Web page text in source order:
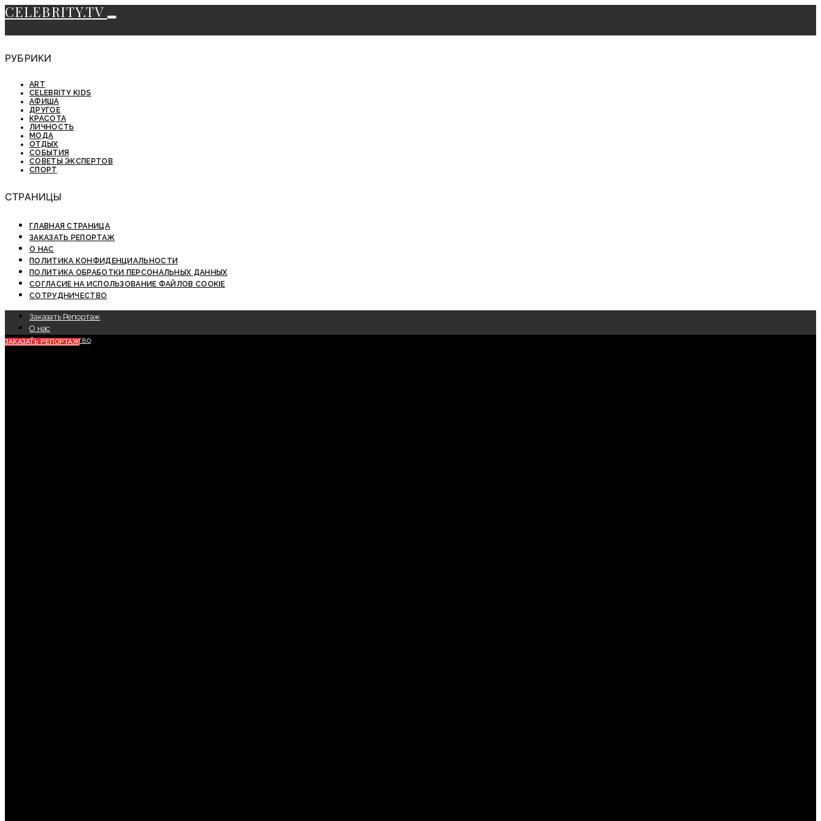
CELEBRITY.TV
РУБРИКИ
ART
CELEBRITY KIDS
АФИША
ДРУГОЕ
КРАСОТА
ЛИЧНОСТЬ
МОДА
ОТДЫХ
СОБЫТИЯ
СОВЕТЫ ЭКСПЕРТОВ
СПОРТ
СТРАНИЦЫ
ГЛАВНАЯ СТРАНИЦА
ЗАКАЗАТЬ РЕПОРТАЖ
О НАС
ПОЛИТИКА КОНФИДЕНЦИАЛЬНОСТИ
ПОЛИТИКА ОБРАБОТКИ ПЕРСОНАЛЬНЫХ ДАННЫХ
СОГЛАСИЕ НА ИСПОЛЬЗОВАНИЕ ФАЙЛОВ COOKIE
СОТРУДНИЧЕСТВО
Заказать Репортаж
О нас
Сотрудничество
ЗАКАЗАТЬ РЕПОРТАЖ